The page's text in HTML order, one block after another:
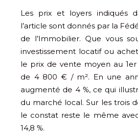
Les prix et loyers indiqués
l’article sont donnés par la
de l’Immobilier. Que vous
investissement locatif ou
le prix de vente moyen au
de 4 800 € / m². En une
augmenté de 4 %, ce qui
du marché local. Sur les trois
le constat reste le même
14,8 %.